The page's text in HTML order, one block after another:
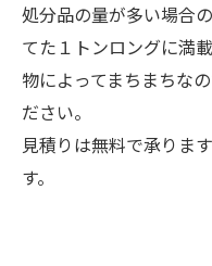
処分品の量が多い場合
てた１トンロングに満
物によってまちまちな
ださい。
見積りは無料で承りま
す。